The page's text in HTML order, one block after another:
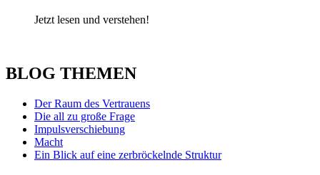
Jetzt lesen und verstehen!
BLOG THEMEN
Der Raum des Vertrauens
Die all zu große Frage
Impulsverschiebung
Macht
Ein Blick auf eine zerbröckelnde Struktur